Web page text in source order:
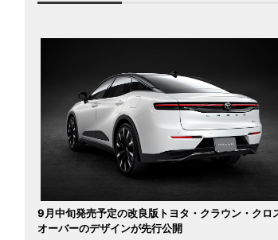
9月中旬発売予定の改良版トヨタ・クラウン・クロ
オーバーのデザインが先行公開